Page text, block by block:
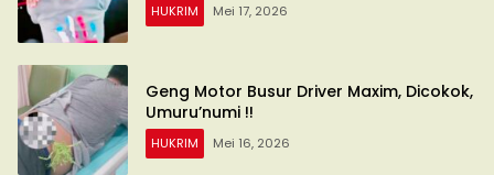
HUKRIM Mei 17, 2026
Geng Motor Busur Driver Maxim, Dicokok,
Umuru’numi !!
HUKRIM Mei 16, 2026